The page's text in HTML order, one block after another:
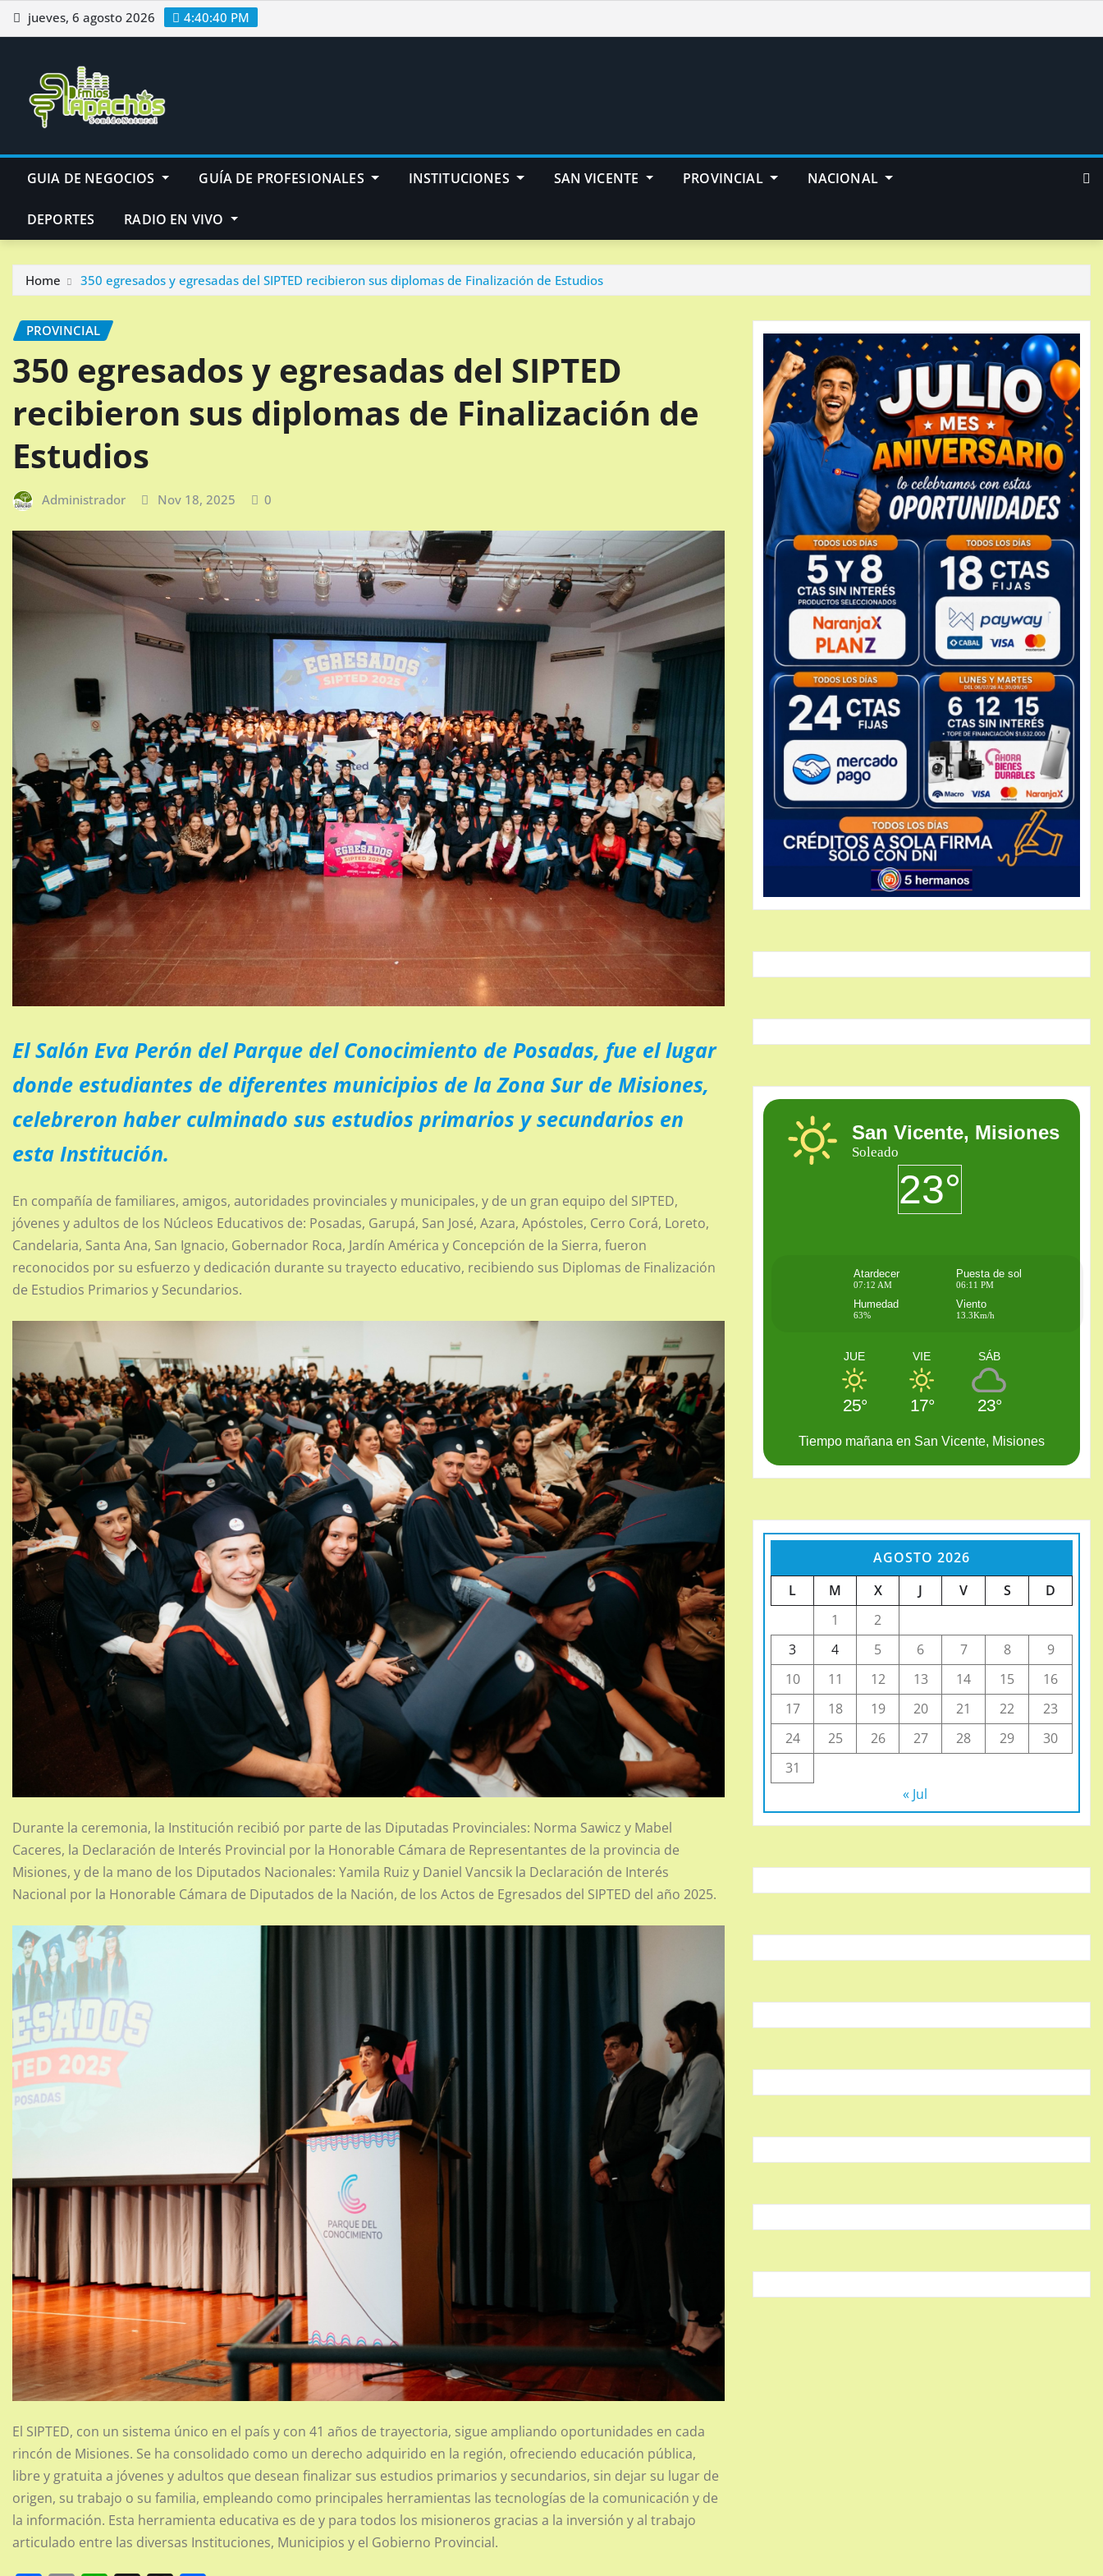
Skip
to
jueves, 6 agosto 2026 4:40:41 PM
GUIA DE NEGOCIOS GUÍA DE PROFESIONALES INSTITUCIONES SAN VICENTE PROVINCIAL NACIONAL
DEPORTES RADIO EN VIVO
Home 350 egresados y egresadas del SIPTED recibieron sus diplomas de Finalización de Estudios
PROVINCIAL
350 egresados y egresadas del SIPTED
recibieron sus diplomas de Finalización de
Estudios
Administrador Nov 18, 2025 0
El Salón Eva Perón del Parque del Conocimiento de Posadas, fue el lugar
donde estudiantes de diferentes municipios de la Zona Sur de Misiones,
celebreron haber culminado sus estudios primarios y secundarios en
esta Institución.
En compañía de familiares, amigos, autoridades provinciales y municipales, y de un gran equipo del SIPTED,
jóvenes y adultos de los Núcleos Educativos de: Posadas, Garupá, San José, Azara, Apóstoles, Cerro Corá, Loreto,
Candelaria, Santa Ana, San Ignacio, Gobernador Roca, Jardín América y Concepción de la Sierra, fueron
reconocidos por su esfuerzo y dedicación durante su trayecto educativo, recibiendo sus Diplomas de Finalización
de Estudios Primarios y Secundarios.
Durante la ceremonia, la Institución recibió por parte de las Diputadas Provinciales: Norma Sawicz y Mabel
Caceres, la Declaración de Interés Provincial por la Honorable Cámara de Representantes de la provincia de
Misiones, y de la mano de los Diputados Nacionales: Yamila Ruiz y Daniel Vancsik la Declaración de Interés
Nacional por la Honorable Cámara de Diputados de la Nación, de los Actos de Egresados del SIPTED del año 2025.
El SIPTED, con un sistema único en el país y con 41 años de trayectoria, sigue ampliando oportunidades en cada
rincón de Misiones. Se ha consolidado como un derecho adquirido en la región, ofreciendo educación pública,
libre y gratuita a jóvenes y adultos que desean finalizar sus estudios primarios y secundarios, sin dejar su lugar de
origen, su trabajo o su familia, empleando como principales herramientas las tecnologías de la comunicación y de
la información. Esta herramienta educativa es de y para todos los misioneros gracias a la inversión y al trabajo
articulado entre las diversas Instituciones, Municipios y el Gobierno Provincial.
San Vicente, Misiones
Soleado
23°
Atardecer
07:12 AM
Puesta de sol
06:11 PM
Humedad
63%
Viento
13.3Km/h
JUE
25°
VIE
17°
SÁB
23°
Tiempo mañana en San Vicente, Misiones
AGOSTO 2026
L
M X J V S
D
1
2
3
4 5 6 7 8
9
10
11 12 13 14 15
16
17
18 19 20 21 22
23
24
25 26 27 28 29
30
31
« Jul